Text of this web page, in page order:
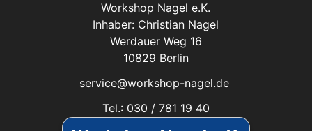
Workshop Nagel e.K.
Inhaber: Christian Nagel
Werdauer Weg 16
10829 Berlin
service@workshop-nagel.de
Tel.: 030 / 781 19 40